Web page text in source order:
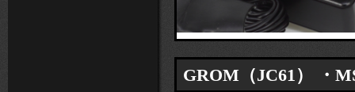
GROM（JC61） ・